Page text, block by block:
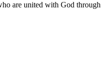
are united with God through